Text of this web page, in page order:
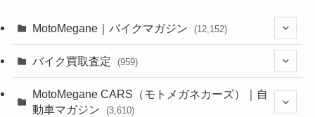
MotoMegane｜バイクマガジン (12,152)
(44)
バイク買取査定 (959)
(352)
MotoMegane CARS（モトメガネカーズ）｜自
動車マガジン
(3,610)